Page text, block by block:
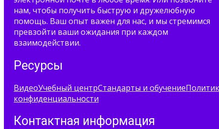
нам, чтобы получить быструю и дружелюбную
помощь. Ваш опыт важен для нас, и мы стремимся
превзойти ваши ожидания при каждом
взаимодействии.
Ресурсы
ВидеоУчебный центрСтандарты и обучение
конфиденциальности
Контактная информация